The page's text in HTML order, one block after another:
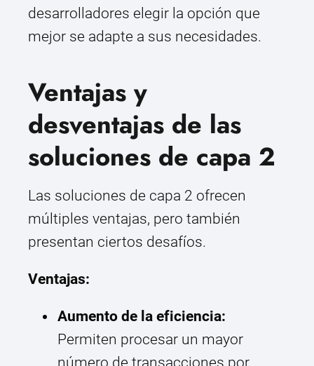
desarrolladores elegir la opción que
mejor se adapte a sus necesidades.
Ventajas y
desventajas de las
soluciones de capa 2
Las soluciones de capa 2 ofrecen
múltiples ventajas, pero también
presentan ciertos desafíos.
Ventajas:
Aumento de la eficiencia:
Permiten procesar un mayor
número de transacciones por